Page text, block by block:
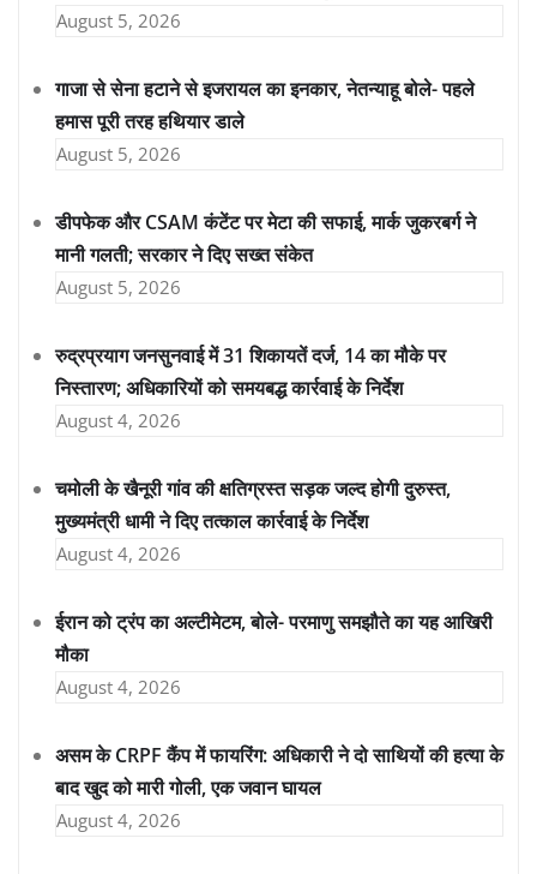
August 5, 2026
गाजा से सेना हटाने से इजरायल का इनकार, नेतन्याहू बोले- पहले
हमास पूरी तरह हथियार डाले
August 5, 2026
डीपफेक और CSAM कंटेंट पर मेटा की सफाई, मार्क जुकरबर्ग ने
मानी गलती; सरकार ने दिए सख्त संकेत
August 5, 2026
रुद्रप्रयाग जनसुनवाई में 31 शिकायतें दर्ज, 14 का मौके पर
निस्तारण; अधिकारियों को समयबद्ध कार्रवाई के निर्देश
August 4, 2026
चमोली के खैनूरी गांव की क्षतिग्रस्त सड़क जल्द होगी दुरुस्त,
मुख्यमंत्री धामी ने दिए तत्काल कार्रवाई के निर्देश
August 4, 2026
ईरान को ट्रंप का अल्टीमेटम, बोले- परमाणु समझौते का यह आखिरी
मौका
August 4, 2026
असम के CRPF कैंप में फायरिंग: अधिकारी ने दो साथियों की हत्या के
बाद खुद को मारी गोली, एक जवान घायल
August 4, 2026